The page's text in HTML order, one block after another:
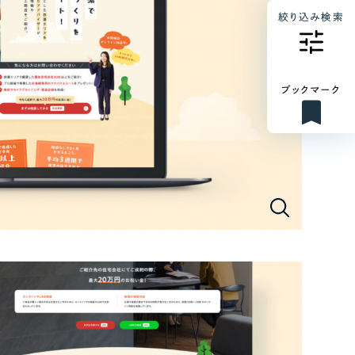
絞り込み検索
ブックマーク